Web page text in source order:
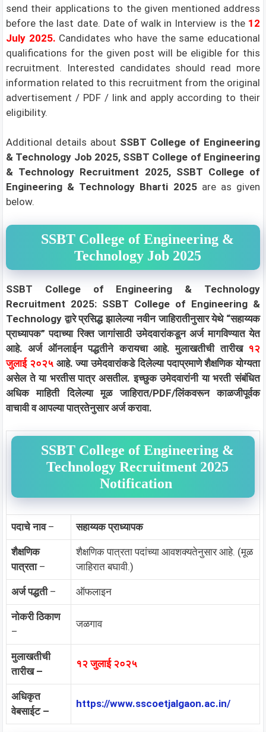
send their applications to the given mentioned address
before the last date. Date of walk in Interview is the12
July 2025. Candidates who have the same educational
qualifications for the given post will be eligible for this
recruitment. Interested candidates should read more
information related to this recruitment from the original
advertisement / PDF / link and apply according to their
eligibility.
Additional details about SSBT College of Engineering
& Technology Job 2025, SSBT College of Engineering
& Technology Recruitment 2025, SSBT College of
Engineering & Technology Bharti 2025are as given
below.
SSBT College of Engineering &
Technology Job 2025
SSBT College of Engineering & Technology
Recruitment 2025: SSBT College of Engineering &
Technology द्वारे प्रसिद्ध झालेल्या नवीन जाहिरातीनुसार येथे “सहाय्यक
प्राध्यापक” पदाच्या रिक्त जागांसाठी उमेदवारांकडून अर्ज मागविण्यात येत
आहे. अर्ज ऑनलाईन पद्धतीने करायचा आहे. मुलाखतीची तारीख १२
जुलाई २०२५आहे. ज्या उमेदवारांकडे दिलेल्या पदाप्रमाणे शैक्षणिक योग्यता
असेल ते या भरतीस पात्र असतील. इच्छुक उमेदवारांनी या भरती संबंधित
अधिक माहिती दिलेल्या मूळ जाहिरात/PDF/लिंकवरून काळजीपूर्वक
वाचावी व आपल्या पात्रतेनुसार अर्ज करावा.
SSBT College of Engineering &
Technology Recruitment 2025
Notification
पदाचे नाव– सहाय्यक प्राध्यापक
शैक्षणिक
पात्रता–
शैक्षणिक पात्रता पदांच्या आवशक्यतेनुसार आहे. (मूळ
जाहिरात बघावी.)
अर्ज पद्धती– ऑफलाइन
नोकरी ठिकाण
–
जळगाव
मुलाखतीची
तारीख –
१२ जुलाई २०२५
अधिकृत
वेबसाईट –
https://www.sscoetjalgaon.ac.in/